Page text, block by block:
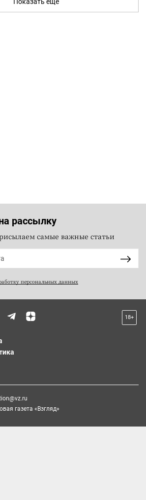
рассылку
самые важные статьи
персональных данных
18+
газета «Взгляд»